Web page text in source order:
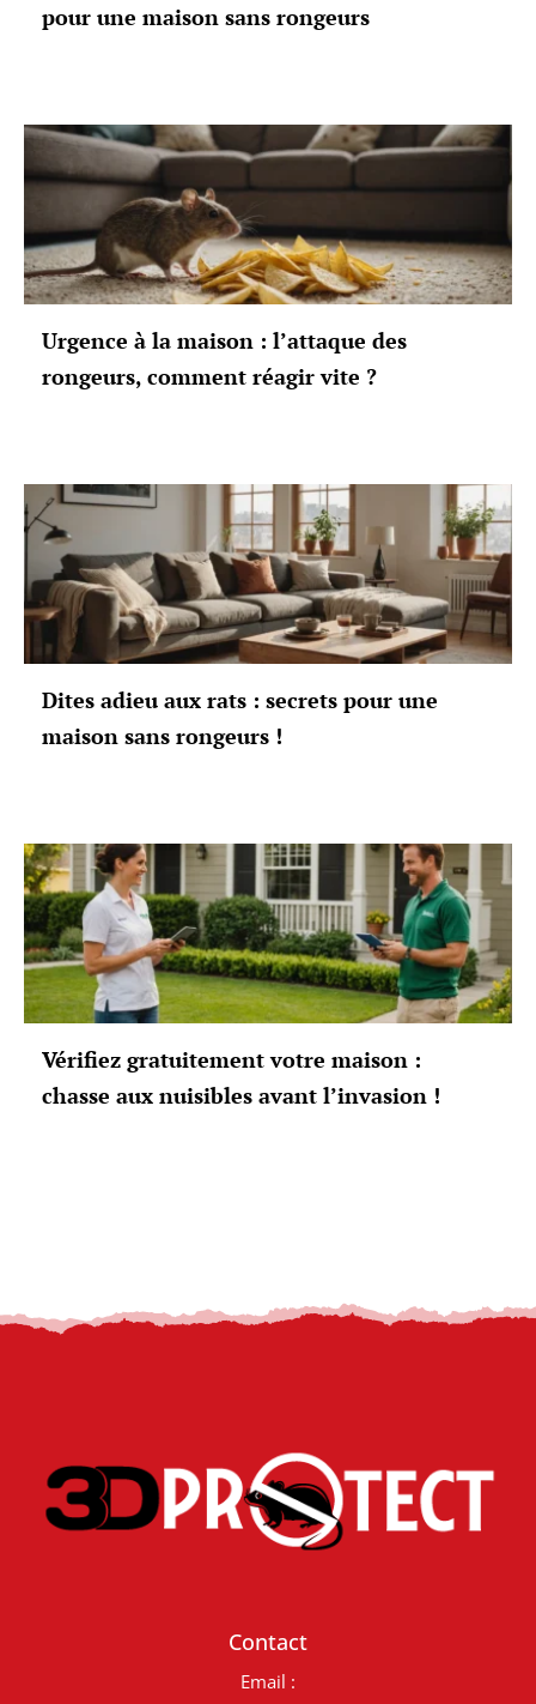
pour une maison sans rongeurs
Urgence à la maison : l’attaque des
rongeurs, comment réagir vite ?
Dites adieu aux rats : secrets pour une
maison sans rongeurs !
Vérifiez gratuitement votre maison :
chasse aux nuisibles avant l’invasion !
Contact
Email :